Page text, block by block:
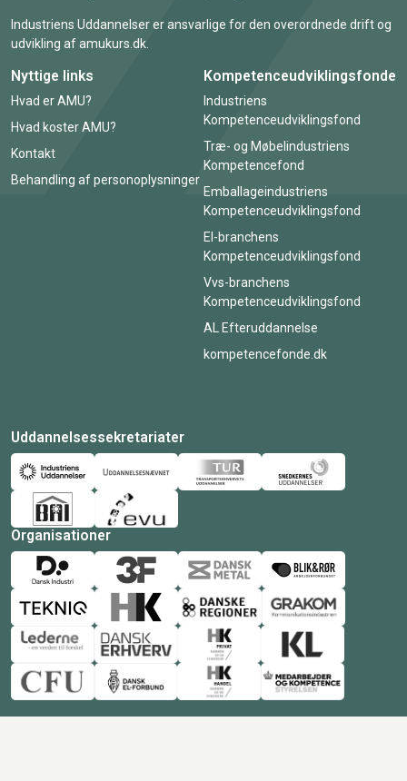
Industriens Uddannelser er ansvarlige for den overordnede drift og
udvikling af amukurs.dk.
Nyttige links
Hvad er AMU?
Hvad koster AMU?
Kontakt
Behandling af personoplysninger
Kompetenceudviklingsfonde
Industriens
Kompetenceudviklingsfond
Træ- og Møbelindustriens
Kompetencefond
Emballageindustriens
Kompetenceudviklingsfond
El-branchens
Kompetenceudviklingsfond
Vvs-branchens
Kompetenceudviklingsfond
AL Efteruddannelse
kompetencefonde.dk
Uddannelsessekretariater
Organisationer